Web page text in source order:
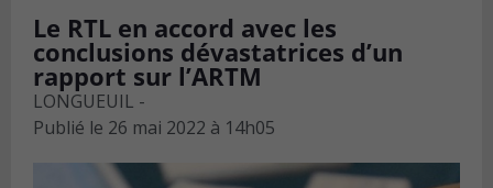
Le RTL en accord avec les
conclusions dévastatrices d’un
rapport sur l’ARTM
LONGUEUIL -
Publié le 26 mai 2022 à 14h05